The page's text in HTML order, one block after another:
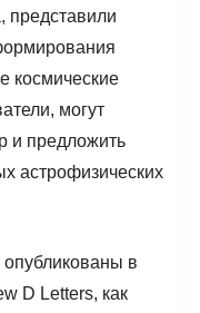
представили
космические
могут
и предложить
астрофизических
в
D Letters, как